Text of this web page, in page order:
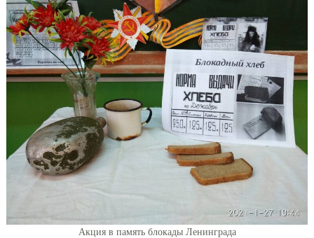
Акция в память блокады Ленинграда